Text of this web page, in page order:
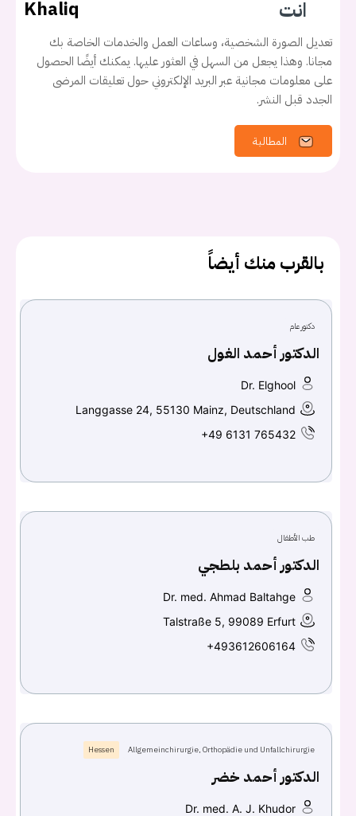
تسجيل الدخول
اسم المستخدم أو البريد الالكتروني
Continue withFacebook
انت Khaliq
تعديل الصورة الشخصية، وساعات العمل والخدمات الخاصة بك
مجانا. وهذا يجعل من السهل في العثور عليها. يمكنك أيضًا الحصول
على معلومات مجانية عبر البريد الإلكتروني حول تعليقات المرضى
الجدد قبل النشر.
المطالبة
بالقرب منك أيضاً
دكتور عام
الدكتور أحمد الغول
Dr. Elghool
Langgasse 24, 55130 Mainz, Deutschland
+49 6131 765432
طب الأطفال
الدكتور أحمد بلطجي
Dr. med. Ahmad Baltahge
Talstraße 5, 99089 Erfurt
+493612606164
Allgemeinchirurgie, Orthopädie und Unfallchirurgie
Hessen
الدكتور أحمد خضر
Dr. med. A. J. Khudor